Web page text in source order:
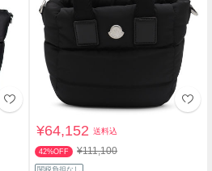
¥64,152送料込
42%OFF ¥111,100
関税負担なし